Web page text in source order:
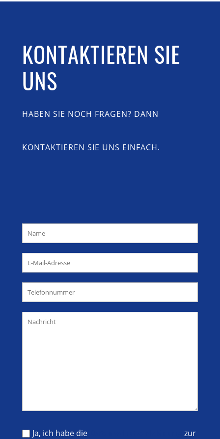
KONTAKTIEREN SIE
UNS
HABEN SIE NOCH FRAGEN? DANN
KONTAKTIEREN SIE UNS EINFACH.
Ja, ich habe die
zur